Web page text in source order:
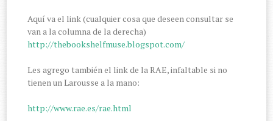
Aquí va el link (cualquier cosa que deseen consultar se
van a la columna de la derecha)
http://thebookshelfmuse.blogspot.com/
Les agrego también el link de la RAE, infaltable si no
tienen un Larousse a la mano:
http://www.rae.es/rae.html